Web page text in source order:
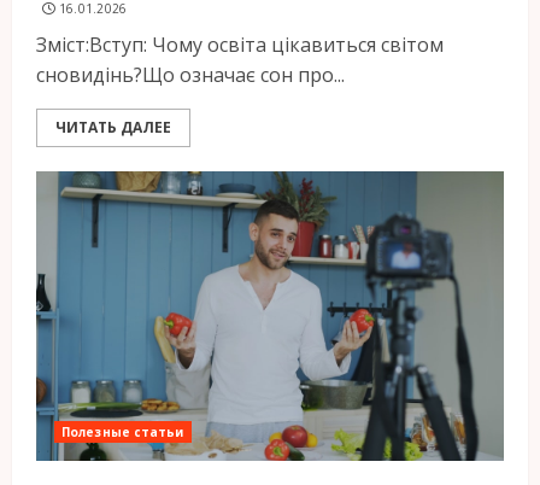
16.01.2026
Зміст:Вступ: Чому освіта цікавиться світом
сновидінь?Що означає сон про...
ЧИТАТЬ ДАЛЕЕ
Полезные статьи